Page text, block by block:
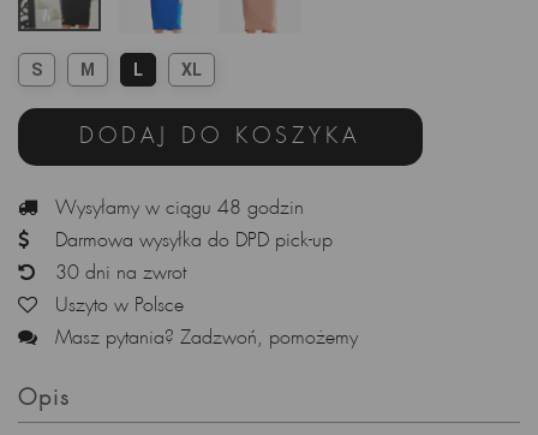
S M L XL
DODAJ DO KOSZYKA
Wysyłamy w ciągu 48 godzin
Darmowa wysyłka do DPD pick-up
30 dni na zwrot
Uszyto w Polsce
Masz pytania? Zadzwoń, pomożemy
Opis